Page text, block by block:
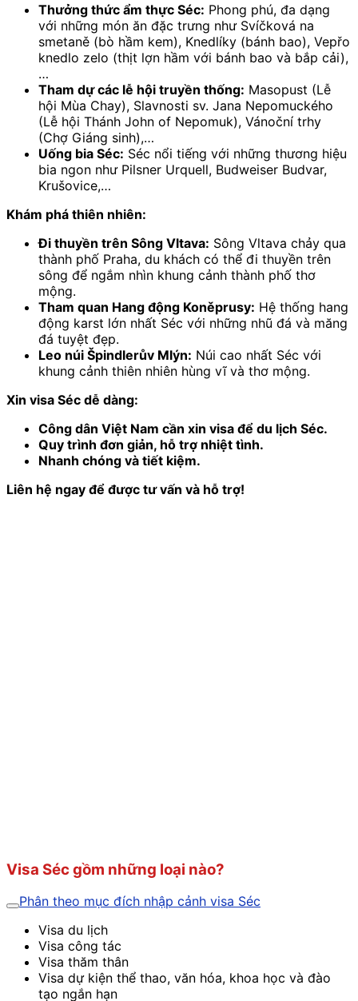
Thưởng thức ẩm thực Séc: Phong phú, đa dạng
với những món ăn đặc trưng như Svíčková na
smetaně (bò hầm kem), Knedlíky (bánh bao), Vepřo
knedlo zelo (thịt lợn hầm với bánh bao và bắp cải),
…
Tham dự các lễ hội truyền thống: Masopust (Lễ
hội Mùa Chay), Slavnosti sv. Jana Nepomuckého
(Lễ hội Thánh John of Nepomuk), Vánoční trhy
(Chợ Giáng sinh),…
Uống bia Séc: Séc nổi tiếng với những thương hiệu
bia ngon như Pilsner Urquell, Budweiser Budvar,
Krušovice,…
Khám phá thiên nhiên:
Đi thuyền trên Sông Vltava: Sông Vltava chảy qua
thành phố Praha, du khách có thể đi thuyền trên
sông để ngắm nhìn khung cảnh thành phố thơ
mộng.
Tham quan Hang động Koněprusy: Hệ thống hang
động karst lớn nhất Séc với những nhũ đá và măng
đá tuyệt đẹp.
Leo núi Špindlerův Mlýn: Núi cao nhất Séc với
khung cảnh thiên nhiên hùng vĩ và thơ mộng.
Xin visa Séc dễ dàng:
Công dân Việt Nam cần xin visa để du lịch Séc.
Quy trình đơn giản, hỗ trợ nhiệt tình.
Nhanh chóng và tiết kiệm.
Liên hệ ngay để được tư vấn và hỗ trợ!
Visa Séc gồm những loại nào?
Phân theo mục đích nhập cảnh visa Séc
Visa du lịch
Visa công tác
Visa thăm thân
Visa dự kiện thể thao, văn hóa, khoa học và đào
tạo ngắn hạn